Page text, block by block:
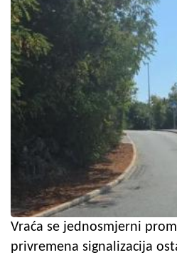
Vraća se jednosmjerni
privremena signalizacija